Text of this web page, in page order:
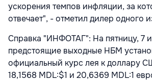
ускорения темпов инфляции, за
отвечает", - отметил дилер одного
Справка "ИНФОТАГ": На пятницу, 7
предстоящие выходные НБМ
официальный курс лея к доллару
18,1568 MDL:$1 и 20,6369 MDL:1